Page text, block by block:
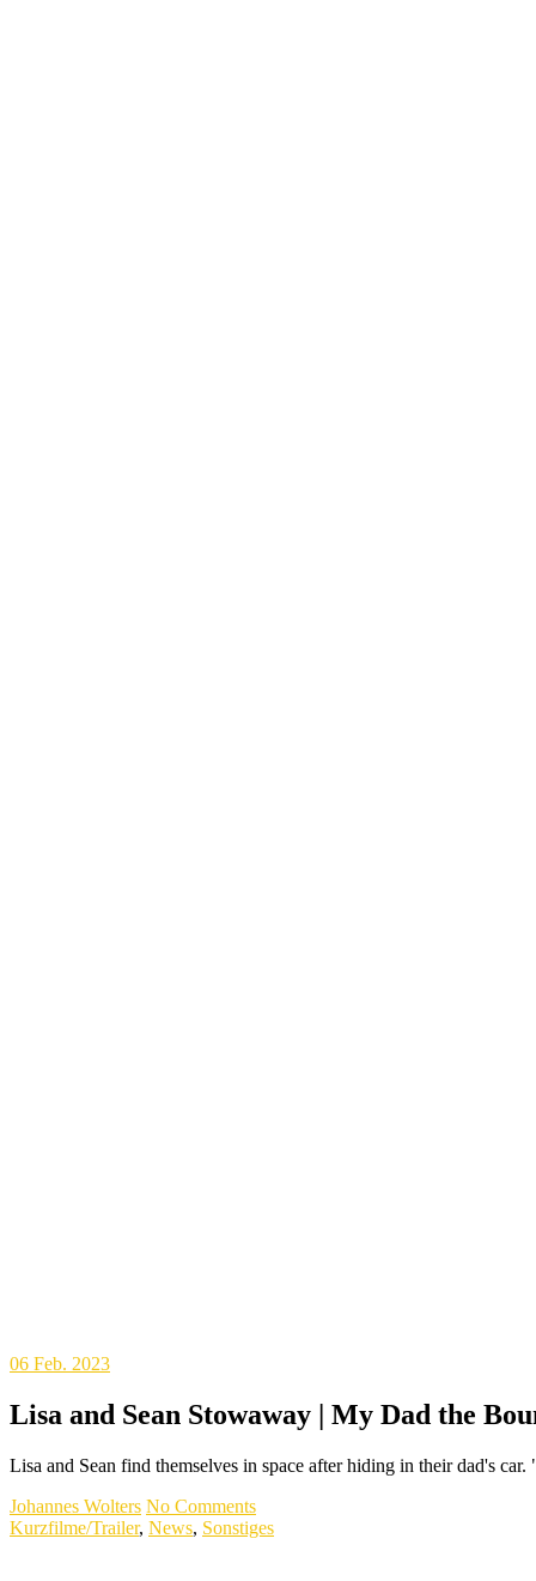
06 Feb. 2023
Lisa and Sean Stowaway | My Dad the
Lisa and Sean find themselves in space after hiding in their dad's
Johannes Wolters No Comments
Kurzfilme/Trailer, News, Sonstiges